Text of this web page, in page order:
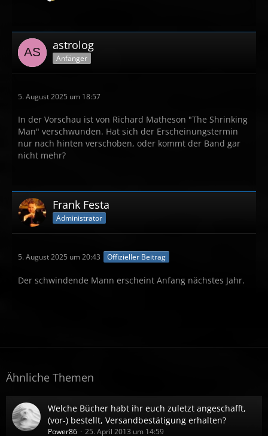
astrolog
Anfänger
5. August 2025 um 18:57
In der Vorschau ist von Richard Matheson "The Shrinking
Man" verschwunden. Hat sich der Erscheinungstermin
nur nach hinten verschoben, oder kommt der Band gar
nicht mehr?
Frank Festa
Administrator
5. August 2025 um 20:43 Offizieller Beitrag
Der schwindende Mann erscheint Anfang nächstes Jahr.
Ähnliche Themen
Welche Bücher habt ihr euch zuletzt angeschafft,
(vor-) bestellt, Versandbestätigung erhalten?
Power86 25. April 2013 um 14:59